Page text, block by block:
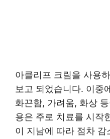
아클리프 크림을 사용
보고 되었습니다. 이중
화끈함, 가려움, 화상
용은 주로 치료를 시작
이 지남에 따라 점차